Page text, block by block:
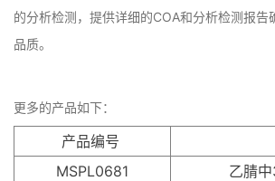
的分析检测，提供详细的COA和分析检测报告
品质。
更多的产品如下：
产品编号
MSPL0681
乙腈